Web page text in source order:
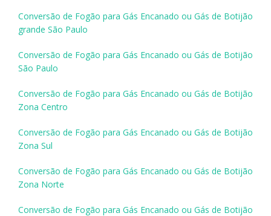
Conversão de Fogão para Gás Encanado ou Gás de Botijão
grande São Paulo
Conversão de Fogão para Gás Encanado ou Gás de Botijão
São Paulo
Conversão de Fogão para Gás Encanado ou Gás de Botijão
Zona Centro
Conversão de Fogão para Gás Encanado ou Gás de Botijão
Zona Sul
Conversão de Fogão para Gás Encanado ou Gás de Botijão
Zona Norte
Conversão de Fogão para Gás Encanado ou Gás de Botijão